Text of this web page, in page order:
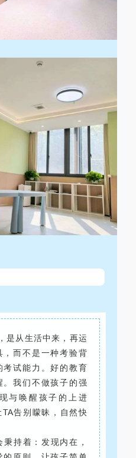
是从生活中来，再运
，而不是一种考验背
试能力。好的教育
我们不做孩子的强
与唤醒孩子的上进
告别矇昧，自然快
持着：发现内在，